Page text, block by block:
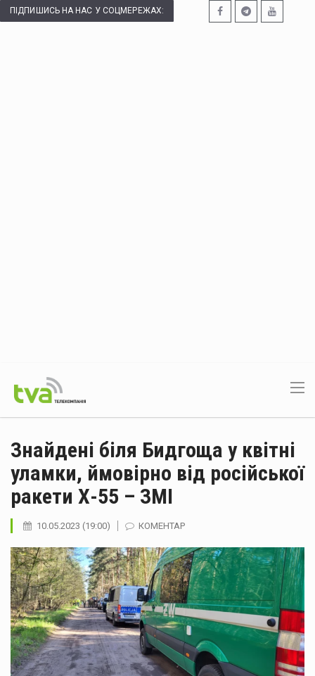
ПІДПИШИСЬ НА НАС У СОЦМЕРЕЖАХ:
Знайдені біля Бидгоща у квітні
уламки, ймовірно від російської
ракети Х-55 – ЗМІ
10.05.2023 (19:00) КОМЕНТАР